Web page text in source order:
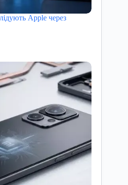
Apple через